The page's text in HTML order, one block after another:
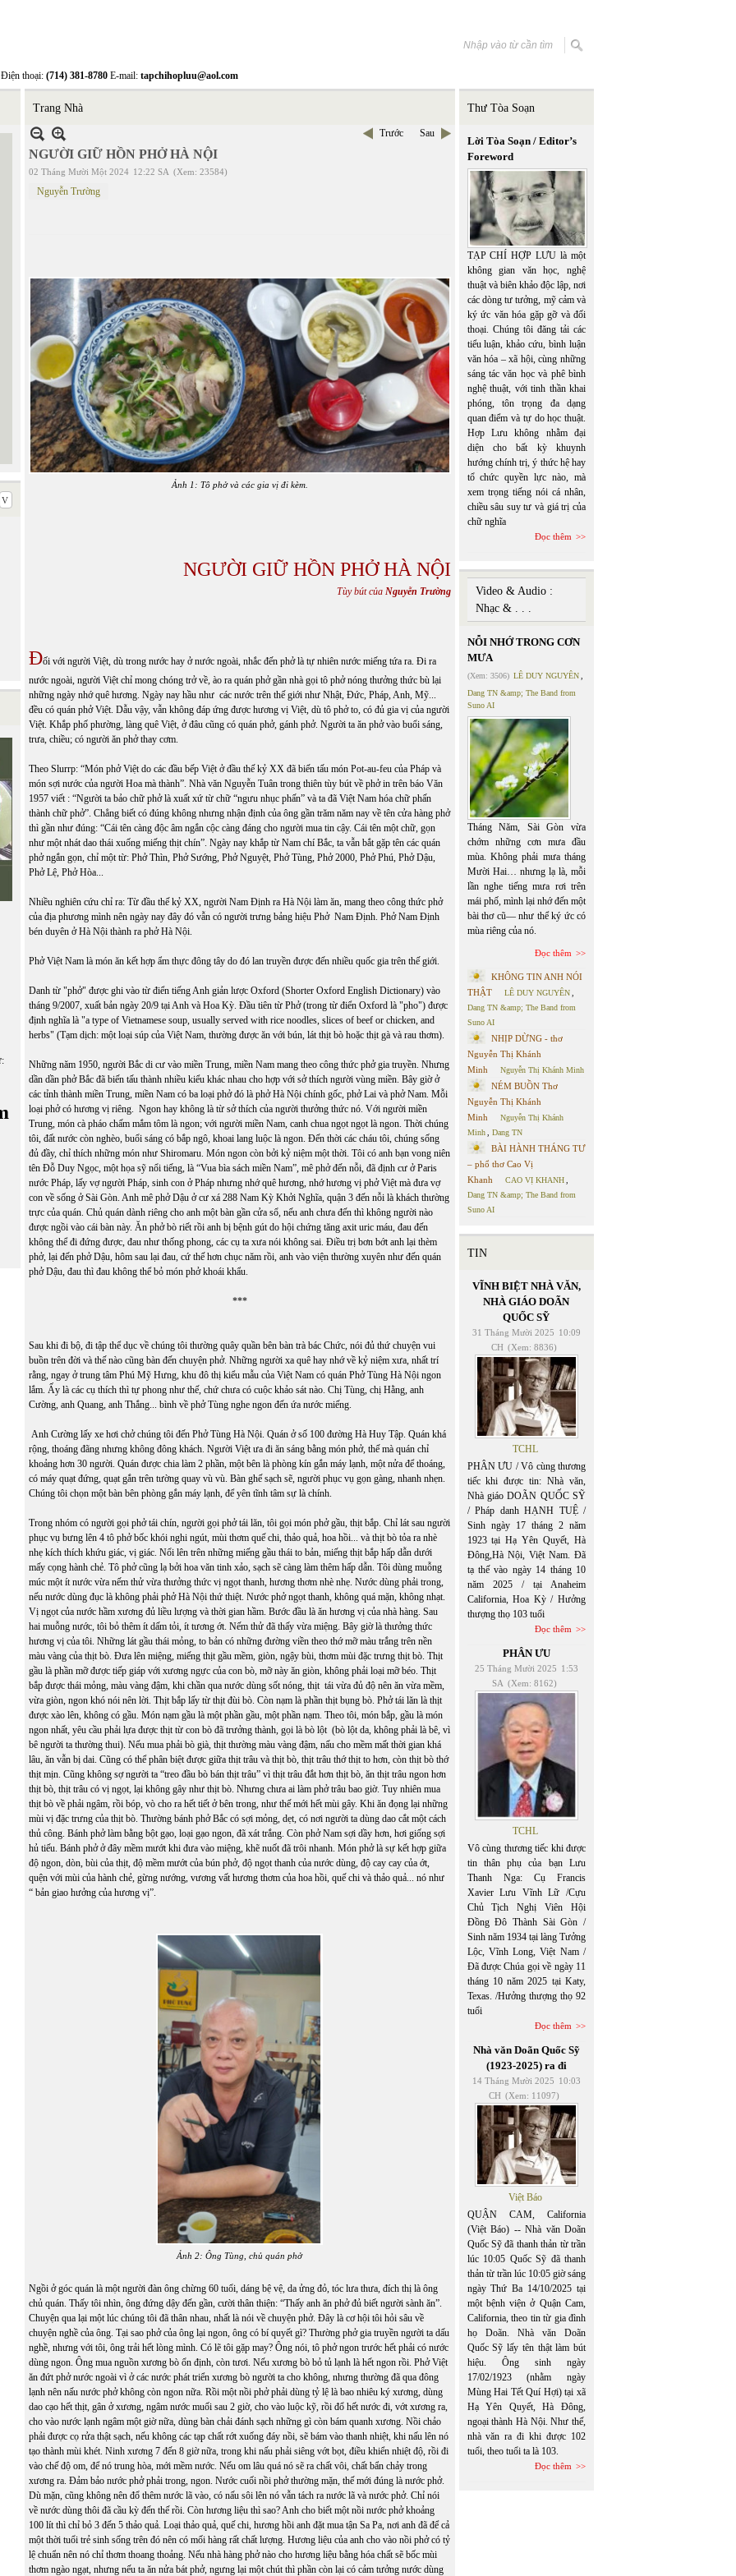
thoại: (714) 381-8780 E-mail: tapchihopluu@aol.com
Trang Nhà
Trước Sau
NGƯỜI GIỮ HỒN PHỞ HÀ NỘI
02 Tháng Mười Một 2024 12:22 SA (Xem: 23584)
Nguyễn Trường
Ảnh 1: Tô phở và các gia vị đi kèm.
NGƯỜI GIỮ HỒN PHỞ HÀ NỘI
Tùy bút củaNguyễn Trường
Đối với người Việt, dù trong nước hay ở nước ngoài, nhắc đến phở là tự nhiên nước miếng tứa ra. Đi ra
nước ngoài, người Việt chỉ mong chóng trở về, ào ra quán phở gần nhà gọi tô phở nóng thưởng thức bù lại
những ngày nhớ quê hương. Ngày nay hầu như các nước trên thế giới như Nhật, Đức, Pháp, Anh, Mỹ...
đều có quán phở Việt. Dẫu vậy, vẫn không đáp ứng được hương vị Việt, dù tô phở to, có đủ gia vị của người
Việt. Khắp phố phường, làng quê Việt, ở đâu cũng có quán phở, gánh phở. Người ta ăn phở vào buổi sáng,
trưa, chiều; có người ăn phở thay cơm.
Theo Slurrp: “Món phở Việt do các đầu bếp Việt ở đầu thế kỷ XX đã biến tấu món Pot-au-feu của Pháp và
món sợi nước của người Hoa mà thành”. Nhà văn Nguyễn Tuân trong thiên tùy bút về phở in trên báo Văn
1957 viết : “Người ta bảo chữ phở là xuất xứ từ chữ “ngưu nhục phấn” và ta đã Việt Nam hóa chữ phấn
thành chữ phở”. Chẳng biết có đúng không nhưng nhận định của ông gần trăm năm nay về tên cửa hàng phở
thì gần như đúng: “Cái tên càng độc âm ngắn cộc càng đáng cho người mua tin cậy. Cái tên một chữ, gọn
như một nhát dao thái xuống miếng thịt chín”. Ngày nay khắp từ Nam chí Bắc, ta vẫn bắt gặp tên các quán
phở ngắn gọn, chỉ một từ: Phở Thìn, Phở Sướng, Phở Nguyệt, Phở Tùng, Phở 2000, Phở Phú, Phở Dậu,
Phở Lệ, Phở Hòa...
Nhiều nghiên cứu chỉ ra: Từ đầu thế kỷ XX, người Nam Định ra Hà Nội làm ăn, mang theo công thức phở
của địa phương mình nên ngày nay đây đó vẫn có người trưng bảng hiệu Phở Nam Định. Phở Nam Định
bén duyên ở Hà Nội thành ra phở Hà Nội.
Phở Việt Nam là món ăn kết hợp ẩm thực đông tây do đó lan truyền được đến nhiều quốc gia trên thế giới.
Danh từ "phở" được ghi vào từ điển tiếng Anh giản lược Oxford (Shorter Oxford English Dictionary) vào
tháng 9/2007, xuất bản ngày 20/9 tại Anh và Hoa Kỳ. Đầu tiên từ Phở (trong từ điển Oxford là "pho") được
định nghĩa là "a type of Vietnamese soup, usually served with rice noodles, slices of beef or chicken, and
herbs" (Tạm dịch: một loại súp của Việt Nam, thường được ăn với bún, lát thịt bò hoặc thịt gà và rau thơm).
Những năm 1950, người Bắc di cư vào miền Trung, miền Nam mang theo công thức phở gia truyền. Nhưng
dần dần phở Bắc đã biến tấu thành nhiều kiểu khác nhau cho hợp với sở thích người vùng miền. Bây giờ ở
các tỉnh thành miền Trung, miền Nam có ba loại phở đó là phở Hà Nội chính gốc, phở Lai và phở Nam. Mỗi
loại phở có hương vị riêng. Ngon hay không là từ sở thích của người thưởng thức nó. Với người miền
Trung, món cà pháo chấm mắm tôm là ngon; với người miền Nam, canh chua ngọt ngọt là ngon. Thời chúng
tôi, đất nước còn nghèo, buổi sáng có bắp ngô, khoai lang luộc là ngon. Đến thời các cháu tôi, chúng sống
đủ đầy, chỉ thích những món như Shiromaru. Món ngon còn bởi kỷ niệm một thời. Tôi có anh bạn vong niên
tên Đỗ Duy Ngọc, một họa sỹ nổi tiếng, là “Vua bìa sách miền Nam”, mê phở đến nỗi, đã định cư ở Paris
nước Pháp, lấy vợ người Pháp, sinh con ở Pháp nhưng nhớ quê hương, nhớ hương vị phở Việt mà đưa vợ
con về sống ở Sài Gòn. Anh mê phở Dậu ở cư xá 288 Nam Kỳ Khởi Nghĩa, quận 3 đến nỗi là khách thường
trực của quán. Chủ quán dành riêng cho anh một bàn gần cửa sổ, nếu anh chưa đến thì không người nào
được ngồi vào cái bàn này. Ăn phở bò riết rồi anh bị bệnh gút do hội chứng tăng axit uric máu, đau đến
không thể đi đứng được, đau như thống phong, các cụ ta xưa nói không sai. Điều trị bơn bớt anh lại thèm
phở, lại đến phở Dậu, hôm sau lại đau, cứ thế hơn chục năm rồi, anh vào viện thường xuyên như đến quán
phở Dậu, đau thì đau không thể bỏ món phở khoái khẩu.
***
Sau khi đi bộ, đi tập thể dục về chúng tôi thường quây quần bên bàn trà bác Chức, nói đủ thứ chuyện vui
buồn trên đời và thế nào cũng bàn đến chuyện phở. Những người xa quê hay nhớ về kỷ niệm xưa, nhất trí
rằng, ngay ở trung tâm Phú Mỹ Hưng, khu đô thị kiểu mẫu của Việt Nam có quán Phở Tùng Hà Nội ngon
lắm. Ấy là các cụ thích thì tự phong như thế, chứ chưa có cuộc khảo sát nào. Chị Tùng, chị Hằng, anh
Cường, anh Quang, anh Thắng... bình về phở Tùng nghe ngon đến ứa nước miếng.
Anh Cường lấy xe hơi chở chúng tôi đến Phở Tùng Hà Nội. Quán ở số 100 đường Hà Huy Tập. Quán khá
rộng, thoáng đãng nhưng không đông khách. Người Việt ưa đi ăn sáng bằng món phở, thế mà quán chỉ
khoảng hơn 30 người. Quán được chia làm 2 phần, một bên là phòng kín gắn máy lạnh, một nửa để thoáng,
có máy quạt đứng, quạt gắn trên tường quay vù vù. Bàn ghế sạch sẽ, người phục vụ gọn gàng, nhanh nhẹn.
Chúng tôi chọn một bàn bên phòng gắn máy lạnh, để yên tĩnh tâm sự là chính.
Trong nhóm có người gọi phở tái chín, người gọi phở tái lăn, tôi gọi món phở gầu, thịt bắp. Chỉ lát sau người
phục vụ bưng lên 4 tô phở bốc khói nghi ngút, mùi thơm quế chi, thảo quả, hoa hồi... và thịt bò tỏa ra nhè
nhẹ kích thích khứu giác, vị giác. Nổi lên trên những miếng gầu thái to bản, miếng thịt bắp hấp dẫn dưới
mấy cọng hành chẻ. Tô phở cũng lạ bởi hoa văn tinh xảo, sạch sẽ càng làm thêm hấp dẫn. Tôi dùng muỗng
múc một ít nước vừa nếm thử vừa thưởng thức vị ngọt thanh, hương thơm nhè nhẹ. Nước dùng phải trong,
nếu nước dùng đục là không phải phở Hà Nội thứ thiệt. Nước phở ngọt thanh, không quá mặn, không nhạt.
Vị ngọt của nước hầm xương đủ liều lượng và thời gian hầm. Bước đầu là ăn hương vị của nhà hàng. Sau
hai muỗng nước, tôi bỏ thêm ít dấm tỏi, ít tương ớt. Nếm thử đã thấy vừa miệng. Bây giờ là thưởng thức
hương vị của tôi. Những lát gầu thái mỏng, to bản có những đường viền theo thớ mỡ màu trắng trên nền
màu vàng của thịt bò. Đưa lên miệng, miếng thịt gầu mềm, giòn, ngậy bùi, thơm mùi đặc trưng thịt bò. Thịt
gầu là phần mỡ được tiếp giáp với xương ngực của con bò, mỡ này ăn giòn, không phải loại mỡ béo. Thịt
bắp được thái mỏng, màu vàng đậm, khi chần qua nước dùng sốt nóng, thịt tái vừa đủ độ nên ăn vừa mềm,
vừa giòn, ngon khó nói nên lời. Thịt bắp lấy từ thịt đùi bò. Còn nạm là phần thịt bụng bò. Phở tái lăn là thịt
được xào lên, không có gầu. Món nạm gầu là một phần gầu, một phần nạm. Theo tôi, món bắp, gầu là món
ngon nhất, yêu cầu phải lựa được thịt từ con bò đã trưởng thành, gọi là bò lột (bò lột da, không phải là bê, vì
bê người ta thường thui). Nếu mua phải bò già, thịt thường màu vàng đậm, nấu cho mềm mất thời gian khá
lâu, ăn vẫn bị dai. Cũng có thể phân biệt được giữa thịt trâu và thịt bò, thịt trâu thớ thịt to hơn, còn thịt bò thớ
thịt mịn. Cũng không sợ người ta “treo đầu bò bán thịt trâu” vì thịt trâu đắt hơn thịt bò, ăn thịt trâu ngon hơn
thịt bò, thịt trâu có vị ngọt, lại không gây như thịt bò. Nhưng chưa ai làm phở trâu bao giờ. Tuy nhiên mua
thịt bò về phải ngâm, rồi bóp, vò cho ra hết tiết ở bên trong, như thế mới hết mùi gây. Khi ăn đọng lại những
mùi vị đặc trưng của thịt bò. Thường bánh phở Bắc có sợi mỏng, dẹt, có nơi người ta dùng dao cắt một cách
thủ công. Bánh phở làm bằng bột gạo, loại gạo ngon, đã xát trắng. Còn phở Nam sợi dầy hơn, hơi giống sợi
hủ tiếu. Bánh phở ở đây mềm mướt khi đưa vào miệng, khẽ nuốt đã trôi nhanh. Món phở là sự kết hợp giữa
độ ngon, dòn, bùi của thịt, độ mềm mướt của bún phở, độ ngọt thanh của nước dùng, độ cay cay của ớt,
quện với mùi của hành chẻ, gừng nướng, vương vất hương thơm của hoa hồi, quế chi và thảo quả... nó như
“ bản giao hưởng của hương vị”.
Ảnh 2: Ông Tùng, chủ quán phở
Ngồi ở góc quán là một người đàn ông chừng 60 tuổi, dáng bệ vệ, da ửng đỏ, tóc lưa thưa, đích thị là ông
chủ quán. Thấy tôi nhìn, ông đứng dậy đến gần, cười thân thiện: “Thấy anh ăn phở đủ biết người sành ăn”.
Chuyện qua lại một lúc chúng tôi đã thân nhau, nhất là nói về chuyện phở. Đây là cơ hội tôi hỏi sâu về
chuyện nghề của ông. Tại sao phở của ông lại ngon, ông có bí quyết gì? Thường phở gia truyền người ta dấu
nghề, nhưng với tôi, ông trải hết lòng mình. Có lẽ tôi gặp may? Ông nói, tô phở ngon trước hết phải có nước
dùng ngon. Ông mua nguồn xương bò ổn định, còn tươi. Nếu xương bò bỏ tủ lạnh là hết ngon rồi. Phở Việt
ăn đứt phở nước ngoài vì ở các nước phát triển xương bò người ta cho không, nhưng thường đã qua đông
lạnh nên nấu nước phở không còn ngon nữa. Rồi một nồi phở phải dùng tỷ lệ là bao nhiêu ký xương, dùng
dao cạo hết thịt, gân ở xương, ngâm nước muối sau 2 giờ, cho vào luộc kỹ, rồi đổ hết nước đi, vớt xương ra,
cho vào nước lạnh ngâm một giờ nữa, dùng bàn chải đánh sạch những gì còn bám quanh xương. Nồi chảo
phải được cọ rửa thật sạch, nếu không các tạp chất rớt xuống đáy nồi, sẽ bám vào thanh nhiệt, khi nấu lên nó
tạo thành mùi khét. Ninh xương 7 đến 8 giờ nữa, trong khi nấu phải siêng vớt bọt, điều khiển nhiệt độ, rồi đi
vào chế độ om, để nó trung hòa, mới mềm nước. Nếu om lâu quá nó sẽ ra chất vôi, chất bẩn chảy trong
xương ra. Đảm bảo nước phở phải trong, ngon. Nước cuối nồi phở thường mặn, thế mới đúng là nước phở.
Dù mặn, cũng không nên đổ thêm nước lã vào, có nấu sôi lên nó vẫn tách ra nước lã và nước phở. Chỉ nói
về nước dùng thôi đã cầu kỳ đến thế rồi. Còn hương liệu thì sao? Anh cho biết một nồi nước phở khoảng
100 lít thì chỉ bỏ 3 đến 5 thảo quả. Loại thảo quả, quế chi, hương hồi anh đặt mua tận Sa Pa, nơi anh đã để cả
một thời tuổi trẻ sinh sống trên đó nên có mối hàng rất chất lượng. Hương liệu của anh cho vào nồi phở có tỷ
lệ chuẩn nên nó chỉ thơm thoang thoảng. Nếu nhà hàng phở nào cho hương liệu bằng hóa chất sẽ bốc mùi
thơm ngào ngạt, nhưng nếu ta ăn nửa bát phở, ngưng lại một chút thì phần còn lại có cảm tưởng nước dùng
Thư Tòa Soạn
Lời Tòa Soạn / Editor’s
Foreword
TẠP CHÍ HỢP LƯU là một
không gian văn học, nghệ
thuật và biên khảo độc lập, nơi
các dòng tư tưởng, mỹ cảm và
ký ức văn hóa gặp gỡ và đối
thoại. Chúng tôi đăng tải các
tiểu luận, khảo cứu, bình luận
văn hóa – xã hội, cùng những
sáng tác văn học và phê bình
nghệ thuật, với tinh thần khai
phóng, tôn trọng đa dạng
quan điểm và tự do học thuật.
Hợp Lưu không nhằm đại
diện cho bất kỳ khuynh
hướng chính trị, ý thức hệ hay
tổ chức quyền lực nào, mà
xem trọng tiếng nói cá nhân,
chiều sâu suy tư và giá trị của
chữ nghĩa
Đọc thêm
Video & Audio :
Nhạc & . . .
NỖI NHỚ TRONG CƠN
MƯA
(Xem: 3506) LÊ DUY NGUYÊN
Dang TN &amp; The Band from
Suno AI
Tháng Năm, Sài Gòn vừa
chớm những cơn mưa đầu
mùa. Không phải mưa tháng
Mười Hai… nhưng lạ là, mỗi
lần nghe tiếng mưa rơi trên
mái phố, mình lại nhớ đến một
bài thơ cũ— như thể ký ức có
mùa riêng của nó.
Đọc thêm
KHÔNG TIN ANH NÓI
THẬT
LÊ DUY NGUYÊN
Dang TN &amp; The Band from
Suno AI
NHỊP DỪNG - thơ
Nguyễn Thị Khánh
Minh
Nguyễn Thị Khánh Minh
NÉM BUỒN Thơ
Nguyễn Thị Khánh
Minh
Nguyễn Thị Khánh
Minh
Dang TN
BÀI HÀNH THÁNG TƯ
– phổ thơ Cao Vị
Khanh
CAO VỊ KHANH
Dang TN &amp; The Band from
Suno AI
TIN
VĨNH BIỆT NHÀ VĂN,
NHÀ GIÁO DOÃN
QUỐC SỸ
31 Tháng Mười 2025 10:09
CH (Xem: 8836)
TCHL
PHÂN ƯU / Vô cùng thương
tiếc khi được tin: Nhà văn,
Nhà giáo DOÃN QUỐC SỸ
/ Pháp danh HẠNH TUỆ /
Sinh ngày 17 tháng 2 năm
1923 tại Hạ Yên Quyết, Hà
Đông,Hà Nội, Việt Nam. Đã
tạ thế vào ngày 14 tháng 10
năm 2025 / tại Anaheim
California, Hoa Kỳ / Hưởng
thượng thọ 103 tuổi
Đọc thêm
PHÂN ƯU
25 Tháng Mười 2025 1:53
SA (Xem: 8162)
TCHL
Vô cùng thương tiếc khi được
tin thân phụ của bạn Lưu
Thanh Nga: Cụ Francis
Xavier Lưu Vĩnh Lữ /Cựu
Chủ Tịch Nghị Viên Hội
Đồng Đô Thành Sài Gòn /
Sinh năm 1934 tại làng Tưởng
Lộc, Vĩnh Long, Việt Nam /
Đã được Chúa gọi về ngày 11
tháng 10 năm 2025 tại Katy,
Texas. /Hưởng thượng thọ 92
tuổi
Đọc thêm
Nhà văn Doãn Quốc Sỹ
(1923-2025) ra đi
14 Tháng Mười 2025 10:03
CH (Xem: 11097)
Việt Báo
QUẬN CAM, California
(Việt Báo) -- Nhà văn Doãn
Quốc Sỹ đã thanh thản từ trần
lúc 10:05 Quốc Sỹ đã thanh
thản từ trần lúc 10:05 giờ sáng
ngày Thứ Ba 14/10/2025 tại
một bệnh viện ở Quận Cam,
California, theo tin từ gia đình
họ Doãn. Nhà văn Doãn
Quốc Sỹ lấy tên thật làm bút
hiệu. Ông sinh ngày
17/02/1923 (nhằm ngày
Mùng Hai Tết Quí Hợi) tại xã
Hạ Yên Quyết, Hà Đông,
ngoại thành Hà Nội. Như thế,
nhà văn ra đi khi được 102
tuổi, theo tuổi ta là 103.
Đọc thêm